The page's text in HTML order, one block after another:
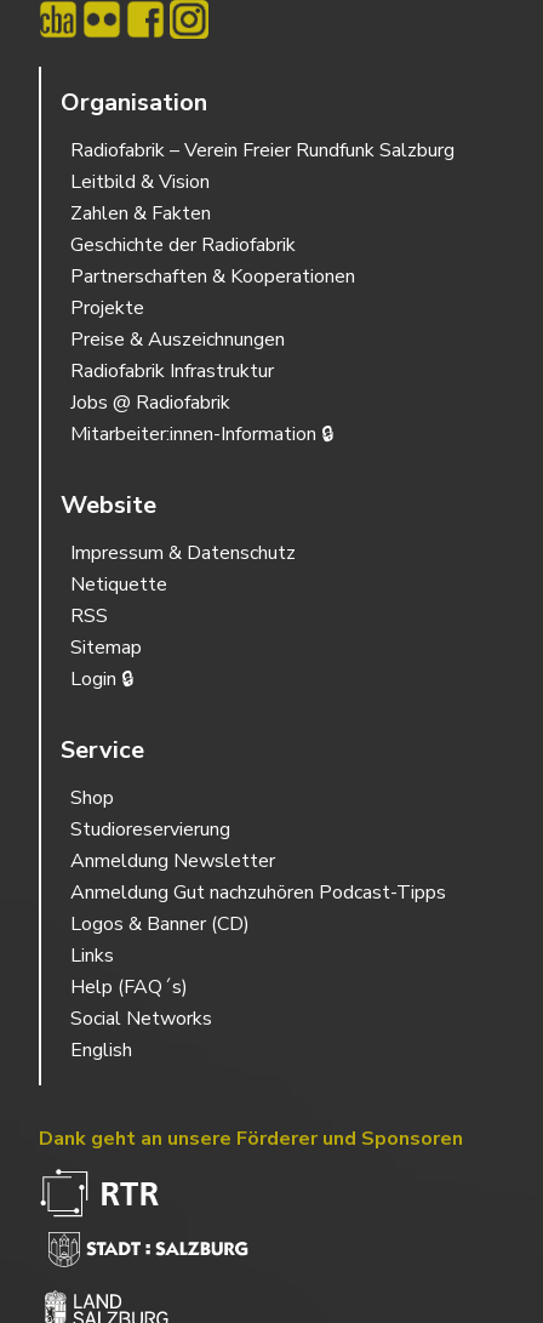
Organisation
Radiofabrik – Verein Freier Rundfunk Salzburg
Leitbild & Vision
Zahlen & Fakten
Geschichte der Radiofabrik
Partnerschaften & Kooperationen
Projekte
Preise & Auszeichnungen
Radiofabrik Infrastruktur
Jobs @ Radiofabrik
Mitarbeiter:innen-Information 🔒
Website
Impressum & Datenschutz
Netiquette
RSS
Sitemap
Login 🔒
Service
Shop
Studioreservierung
Anmeldung Newsletter
Anmeldung Gut nachzuhören Podcast-Tipps
Logos & Banner (CD)
Links
Help (FAQ´s)
Social Networks
English
Dank geht an unsere Förderer und Sponsoren